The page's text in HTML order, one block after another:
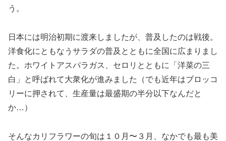
う。
日本には明治初期に渡来しましたが、普及したのは戦後。
洋食化にともなうサラダの普及とともに全国に広まりまし
た。ホワイトアスパラガス、セロリとともに「洋菜の三
白」と呼ばれて大衆化が進みました（でも近年はブロッコ
リーに押されて、生産量は最盛期の半分以下なんだと
か…）
そんなカリフラワーの旬は１０月〜３月、なかでも最も美